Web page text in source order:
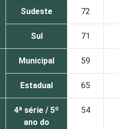
Sudeste 72
Sul 71
Municipal 59
Estadual 65
4ª série / 5º
ano do
54